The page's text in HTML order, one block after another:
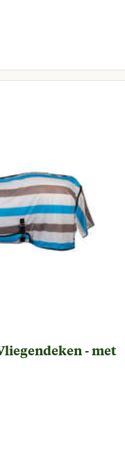
39,95
- met